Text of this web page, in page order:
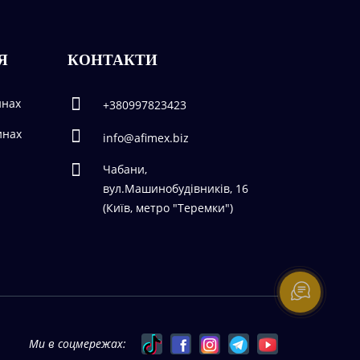
КОНТАКТИ
+380997823423
info@afimex.biz
Чабани,
вул.Машинобудівників, 16
(Київ, метро "Теремки")
Ми в соцмережах: